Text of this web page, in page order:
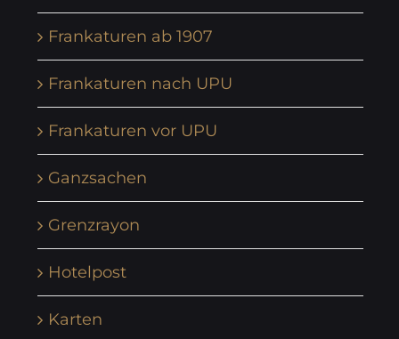
Frankaturen ab 1907
Frankaturen nach UPU
Frankaturen vor UPU
Ganzsachen
Grenzrayon
Hotelpost
Karten